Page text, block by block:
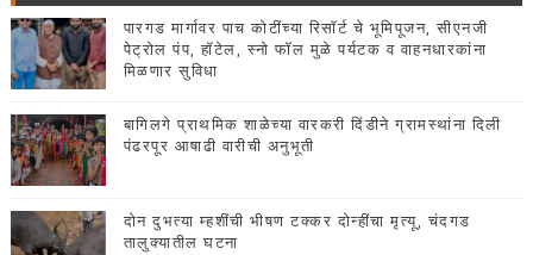
पारगड मार्गावर पाच कोटींच्या रिसॉर्ट चे भूमिपूजन, सीएनजी
पेट्रोल पंप, हॉटेल, स्नो फॉल मुळे पर्यटक व वाहनधारकांना
मिळणार सुविधा
बागिलगे प्राथमिक शाळेच्या वारकरी दिंडीने ग्रामस्थांना दिली
पंढरपूर आषाढी वारीची अनुभूती
दोन दुभत्या म्हशींची भीषण टक्कर दोन्हींचा मृत्यू, चंदगड
तालुक्यातील घटना